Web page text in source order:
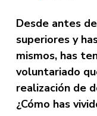
Desde antes
superiores y
mismos, has
voluntariado
realización de
¿Cómo has